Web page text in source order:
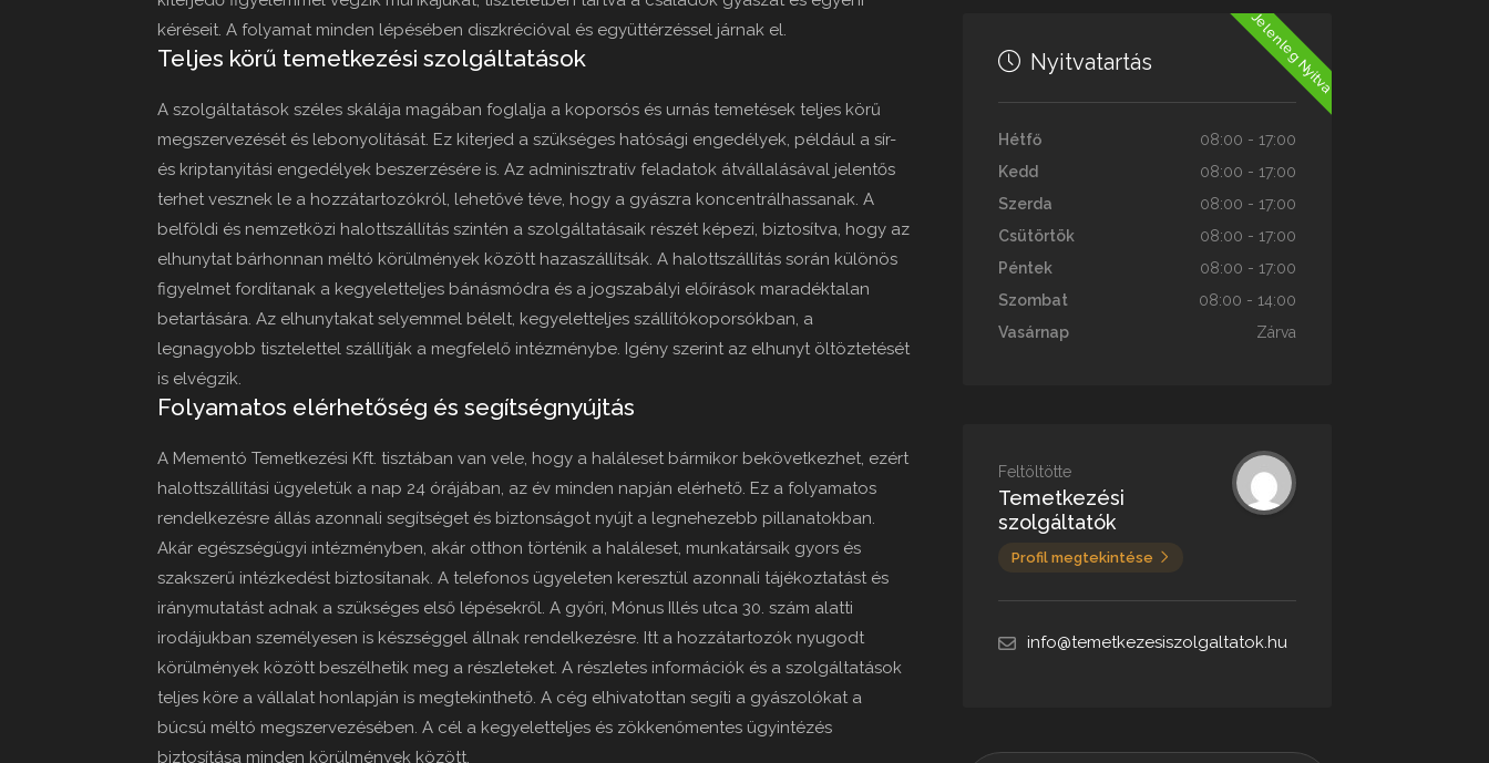
kéréseit. A folyamat minden lépésében diszkrécióval és együttérzéssel járnak el.
Teljes körű temetkezési szolgáltatások
A szolgáltatások széles skálája magában foglalja a koporsós és urnás temetések teljes körű
megszervezését és lebonyolítását. Ez kiterjed a szükséges hatósági engedélyek, például a sír-
és kriptanyitási engedélyek beszerzésére is. Az adminisztratív feladatok átvállalásával jelentős
terhet vesznek le a hozzátartozókról, lehetővé téve, hogy a gyászra koncentrálhassanak. A
belföldi és nemzetközi halottszállítás szintén a szolgáltatásaik részét képezi, biztosítva, hogy az
elhunytat bárhonnan méltó körülmények között hazaszállítsák. A halottszállítás során különös
figyelmet fordítanak a kegyeletteljes bánásmódra és a jogszabályi előírások maradéktalan
betartására. Az elhunytakat selyemmel bélelt, kegyeletteljes szállítókoporsókban, a
legnagyobb tisztelettel szállítják a megfelelő intézménybe. Igény szerint az elhunyt öltöztetését
is elvégzik.
Folyamatos elérhetőség és segítségnyújtás
A Mementó Temetkezési Kft. tisztában van vele, hogy a haláleset bármikor bekövetkezhet, ezért
halottszállítási ügyeletük a nap 24 órájában, az év minden napján elérhető. Ez a folyamatos
rendelkezésre állás azonnali segítséget és biztonságot nyújt a legnehezebb pillanatokban.
Akár egészségügyi intézményben, akár otthon történik a haláleset, munkatársaik gyors és
szakszerű intézkedést biztosítanak. A telefonos ügyeleten keresztül azonnali tájékoztatást és
iránymutatást adnak a szükséges első lépésekről. A győri, Mónus Illés utca 30. szám alatti
irodájukban személyesen is készséggel állnak rendelkezésre. Itt a hozzátartozók nyugodt
körülmények között beszélhetik meg a részleteket. A részletes információk és a szolgáltatások
teljes köre a vállalat honlapján is megtekinthető. A cég elhivatottan segíti a gyászolókat a
búcsú méltó megszervezésében. A cél a kegyeletteljes és zökkenőmentes ügyintézés
biztosítása minden körülmények között.
Jelenleg Nyitva
Nyitvatartás
Hétfő
08:00 - 17:00
Kedd
08:00 - 17:00
Szerda
08:00 - 17:00
Csütörtök
08:00 - 17:00
Péntek
08:00 - 17:00
Szombat
08:00 - 14:00
Vasárnap
Zárva
Feltöltötte
Temetkezési
szolgáltatók
Profil megtekintése
info@temetkezesiszolgaltatok.hu